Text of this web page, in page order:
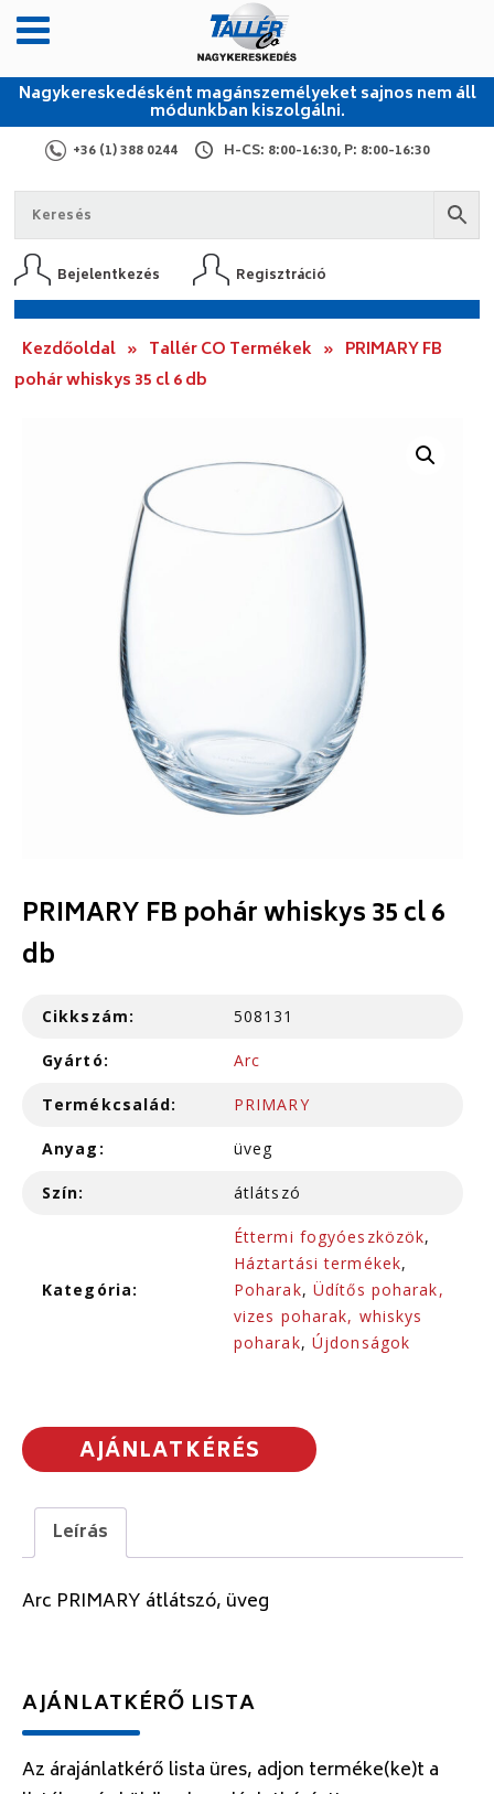
Nagykereskedésként magánszemélyeket sajnos nem áll
módunkban kiszolgálni.
+36 (1) 388 0244 H-CS: 8:00-16:30, P: 8:00-16:30
Bejelentkezés Regisztráció
Kezdőoldal » Tallér CO Termékek » PRIMARY FB
pohár whiskys 35 cl 6 db
PRIMARY FB pohár whiskys 35 cl 6
db
Cikkszám: 508131
Gyártó: Arc
Termékcsalád: PRIMARY
Anyag: üveg
Szín: átlátszó
Kategória:
Éttermi fogyóeszközök,
Háztartási termékek,
Poharak, Üdítős poharak,
vizes poharak, whiskys
poharak, Újdonságok
AJÁNLATKÉRÉS
Leírás
Arc PRIMARY átlátszó, üveg
AJÁNLATKÉRŐ LISTA
Az árajánlatkérő lista üres, adjon terméke(ke)t a